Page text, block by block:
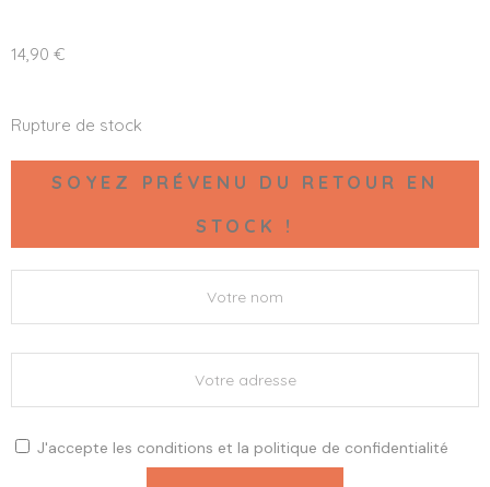
14,90 €
Rupture de stock
SOYEZ PRÉVENU DU RETOUR EN
STOCK !
J'accepte les conditions et la politique de confidentialité